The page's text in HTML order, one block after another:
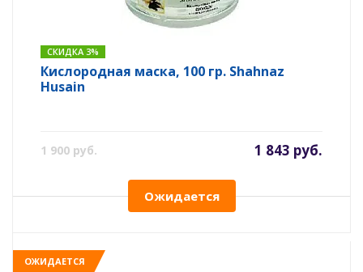
СКИДКА 3%
Кислородная маска, 100 гр. Shahnaz
Husain
1 900 руб. 1 843 руб.
Ожидается
ОЖИДАЕТСЯ